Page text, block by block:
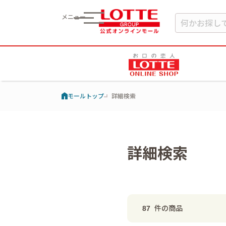
メニュー
モールトップ 詳細検索
詳細検索
87 件の商品